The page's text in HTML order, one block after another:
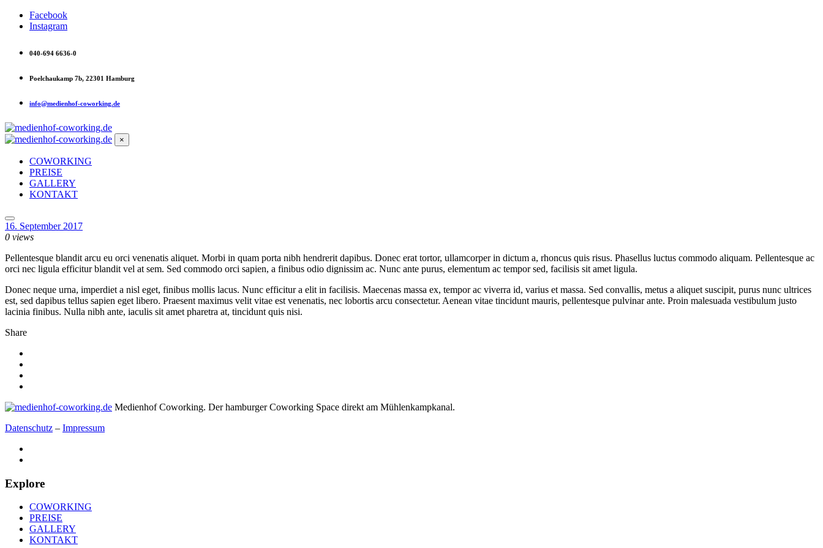
Facebook
Instagram
040-694 6636-0
Poelchaukamp 7b, 22301 Hamburg
info@medienhof-coworking.de
×
COWORKING
PREISE
GALLERY
KONTAKT
16. September 2017
0 views
Pellentesque blandit arcu eu orci venenatis aliquet. Morbi in quam porta nibh hendrerit dapibus. Donec erat tortor, ullamcorper in dictum a, rhoncus quis risus. Phasellus luctus commodo aliquam. Pellentesque ac
orci nec ligula efficitur blandit vel at sem. Sed commodo orci sapien, a finibus odio dignissim ac. Nunc ante purus, elementum ac tempor sed, facilisis sit amet ligula.
Donec neque urna, imperdiet a nisl eget, finibus mollis lacus. Nunc efficitur a elit in facilisis. Maecenas massa ex, tempor ac viverra id, varius et massa. Sed convallis, metus a aliquet suscipit, purus nunc ultrices
est, sed dapibus tellus sapien eget libero. Praesent maximus velit vitae est venenatis, nec lobortis arcu consectetur. Aenean vitae tincidunt mauris, pellentesque pulvinar ante. Proin malesuada vestibulum justo
lacinia finibus. Nulla nibh ante, iaculis sit amet pharetra at, tincidunt quis nisi.
Share
Medienhof Coworking. Der hamburger Coworking Space direkt am Mühlenkampkanal.
Datenschutz – Impressum
Explore
COWORKING
PREISE
GALLERY
KONTAKT